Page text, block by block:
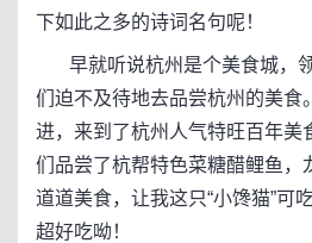
下如此之多的诗词名句呢！
早就听说杭州是个美食城，
们迫不及待地去品尝杭州的美食
进，来到了杭州人气特旺百年
们品尝了杭帮特色菜糖醋鲤鱼，
道道美食，让我这只“小馋猫”可
超好吃呦！